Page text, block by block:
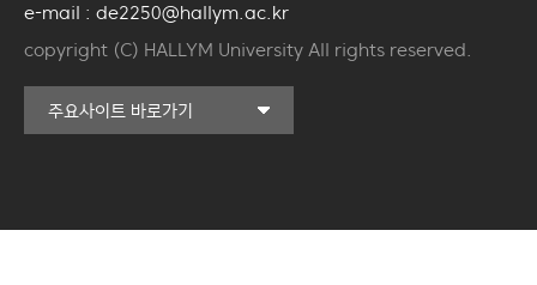
e-mail : de2250@hallym.ac.kr
copyright (C) HALLYM University All rights reserved.
주요사이트 바로가기
커뮤니티교육원
국제학생증신청